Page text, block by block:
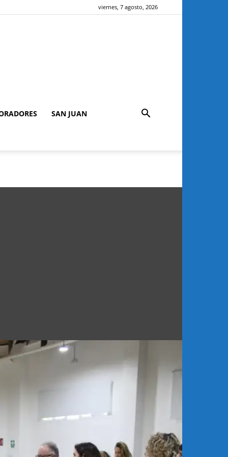
viernes, 7 agosto, 2026
SAN JUAN